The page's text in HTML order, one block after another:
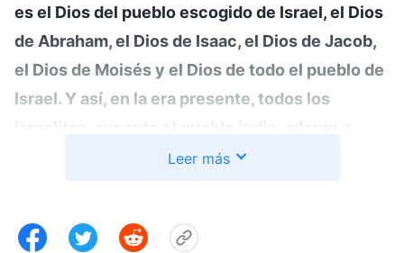
es el Dios del pueblo escogido de Israel, el Dios
de Abraham, el Dios de Isaac, el Dios de Jacob,
el Dios de Moisés y el Dios de todo el pueblo de
Israel. Y así, en la era presente, todos los
Jehová. Le hacen sacrificios en el altar y le
Jehová. Solo Jesús es el Redentor de la
Leer más